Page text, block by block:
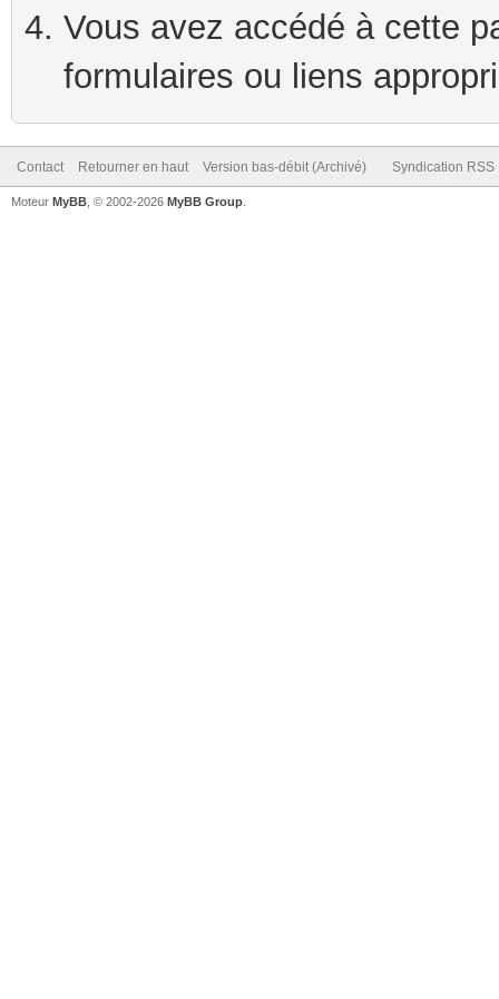
Vous avez accédé à cette
formulaires ou liens
Contact Retourner en haut Version bas-débit (Archivé) Syndication RSS
Moteur MyBB , © 2002-2026 MyBB Group